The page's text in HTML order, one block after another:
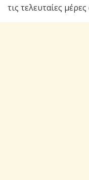
τις τελευταίες